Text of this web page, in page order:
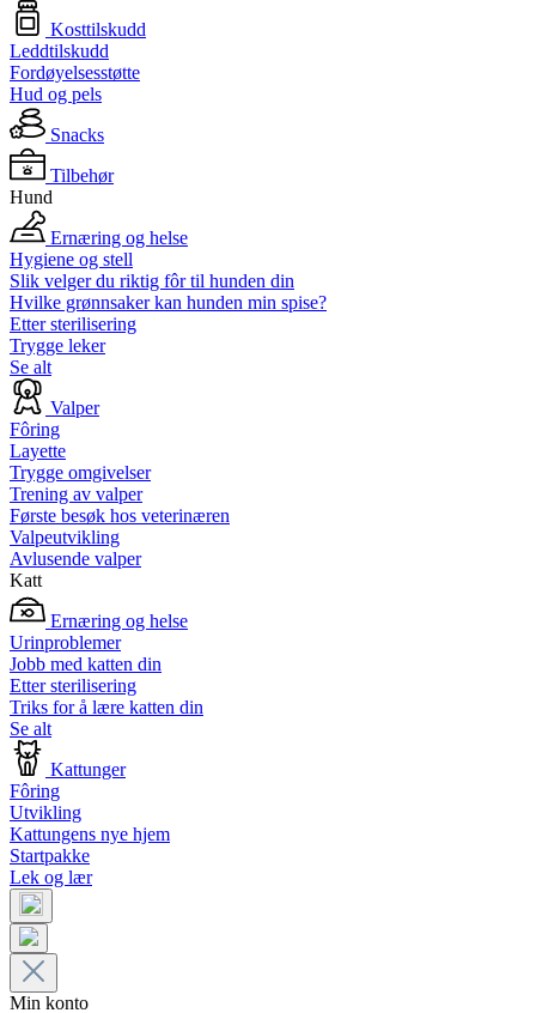
Kosttilskudd
Leddtilskudd
Fordøyelsesstøtte
Hud og pels
Snacks
Tilbehør
Hund
Ernæring og helse
Hygiene og stell
Slik velger du riktig fôr til hunden din
Hvilke grønnsaker kan hunden min spise?
Etter sterilisering
Trygge leker
Se alt
Valper
Fôring
Layette
Trygge omgivelser
Trening av valper
Første besøk hos veterinæren
Valpeutvikling
Avlusende valper
Katt
Ernæring og helse
Urinproblemer
Jobb med katten din
Etter sterilisering
Triks for å lære katten din
Se alt
Kattunger
Fôring
Utvikling
Kattungens nye hjem
Startpakke
Lek og lær
Min konto